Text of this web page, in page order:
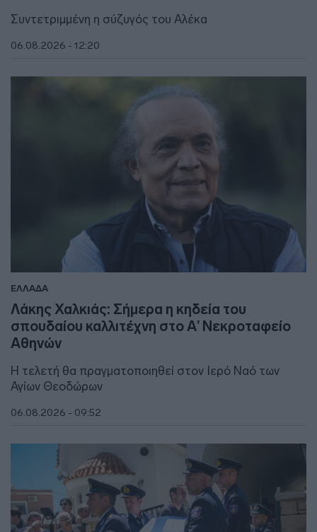
Συντετριμμένη η σύζυγός του Αλέκα
06.08.2026 - 12:20
ΕΛΛΑΔΑ
Λάκης Χαλκιάς: Σήμερα η κηδεία του
σπουδαίου καλλιτέχνη στο Α’ Νεκροταφείο
Αθηνών
Η τελετή θα πραγματοποιηθεί στον Ιερό Ναό των
Αγίων Θεοδώρων
06.08.2026 - 09:52